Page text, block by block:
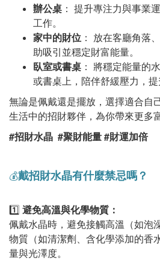
辦公桌 ： 提升專注力與事業
工作。
家中的財位 ： 放在客廳角落
助吸引並穩定財富能量。
臥室或書桌 ： 將穩定能量的
或書桌上，陪伴舒緩壓力，提
無論是佩戴還是擺放，選擇適合自
生活中的招財夥伴，為你帶來更多
#招財水晶 #聚財能量 #財運加倍
💰戴招財水晶有什麼禁忌嗎？
1️⃣ 避免高溫與化學物質：
佩戴水晶時，避免接觸高溫（如泡
物質（如清潔劑、含化學添加的香
量與光澤度。